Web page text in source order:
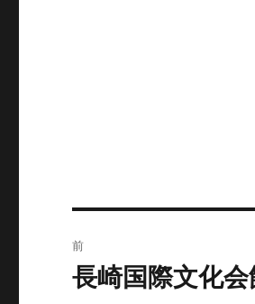
稿
前
前
長崎国際文化